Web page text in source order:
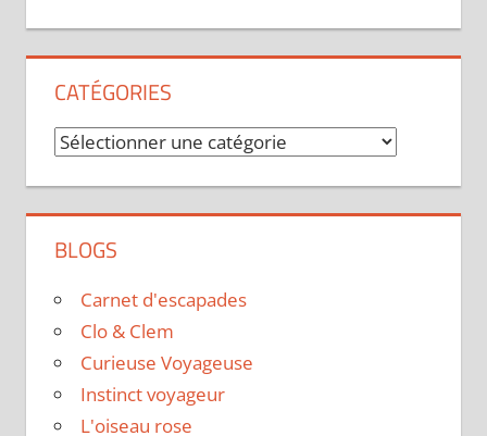
CATÉGORIES
Catégories
BLOGS
Carnet d'escapades
Clo & Clem
Curieuse Voyageuse
Instinct voyageur
L'oiseau rose